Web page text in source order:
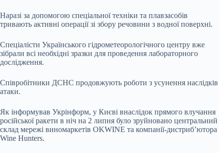
Наразі за допомогою спеціальної техніки та плавзасобів
тривають активні операції зі збору речовини з водної поверхні.
Спеціалісти Українського гідрометеорологічного центру вже
зібрали всі необхідні зразки для проведення лабораторного
дослідження.
Співробітники ДСНС продовжують роботи з усунення наслідків
атаки.
Як інформував Укрінформ, у Києві внаслідок прямого влучання
російської ракети в ніч на 2 липня було зруйновано центральний
склад мережі виномаркетів OKWINE та компанії-дистриб’ютора
Wine Hunters.